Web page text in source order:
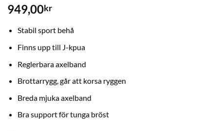
949,00kr
Stabil sport behå
Finns upp till J-kpua
Reglerbara axelband
Brottarrygg, går att korsa ryggen
Breda mjuka axelband
Bra support för tunga bröst